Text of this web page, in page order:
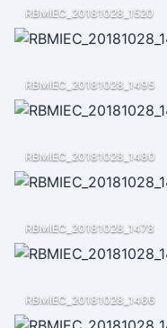
RBMIEC_20181028_1520
RBMIEC_20181028_1495
RBMIEC_20181028_1480
RBMIEC_20181028_1478
RBMIEC_20181028_1466